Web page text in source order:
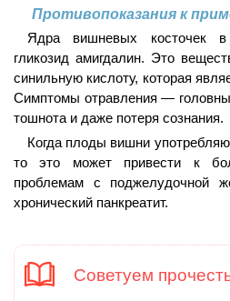
Противопоказания к
Ядра вишневых косточек
гликозид амигдалин. Это
синильную кислоту, которая
Симптомы отравления —
тошнота и даже потеря сознания.
Когда плоды вишни
то это может привести к
проблемам с поджелудочной
хронический панкреатит.
Советуем